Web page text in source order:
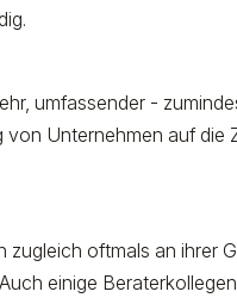
umfassender -
Unternehmen auf die
oftmals an ihrer
einige